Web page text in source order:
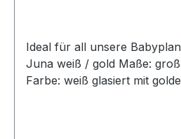
Ideal für all unsere
Juna weiß / gold Maße: groß - 10 x 9,5cm (h)